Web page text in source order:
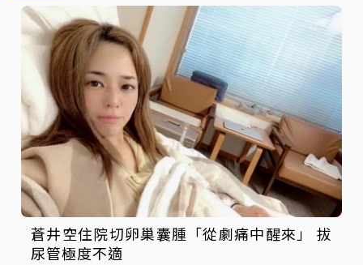
蒼井空住院切卵巢囊腫「從劇痛中醒來」 拔
尿管極度不適